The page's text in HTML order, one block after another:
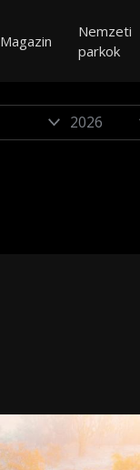
Magazin
Nemzeti
parkok